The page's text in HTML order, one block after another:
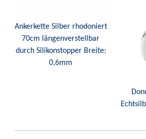
Ankerkette Silber rhodoniert
70cm längenverstellbar
durch Silikonstopper Breite:
0,6mm